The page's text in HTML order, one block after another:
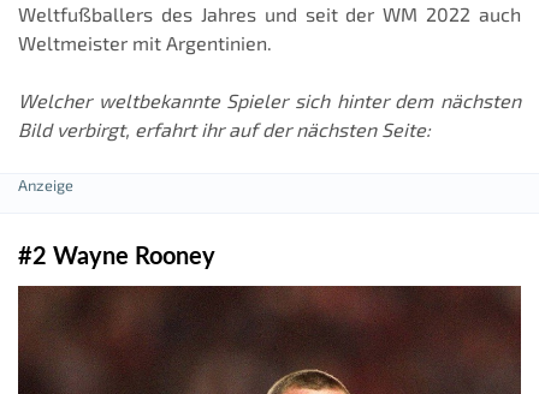
Weltfußballers des Jahres und seit der WM 2022 auch
Weltmeister mit Argentinien.
Welcher weltbekannte Spieler sich hinter dem nächsten
Bild verbirgt, erfahrt ihr auf der nächsten Seite:
#2 Wayne Rooney